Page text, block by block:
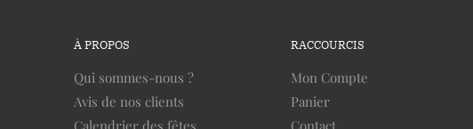
À PROPOS
Qui sommes-nous ?
Avis de nos clients
RACCOURCIS
Mon Compte
Panier